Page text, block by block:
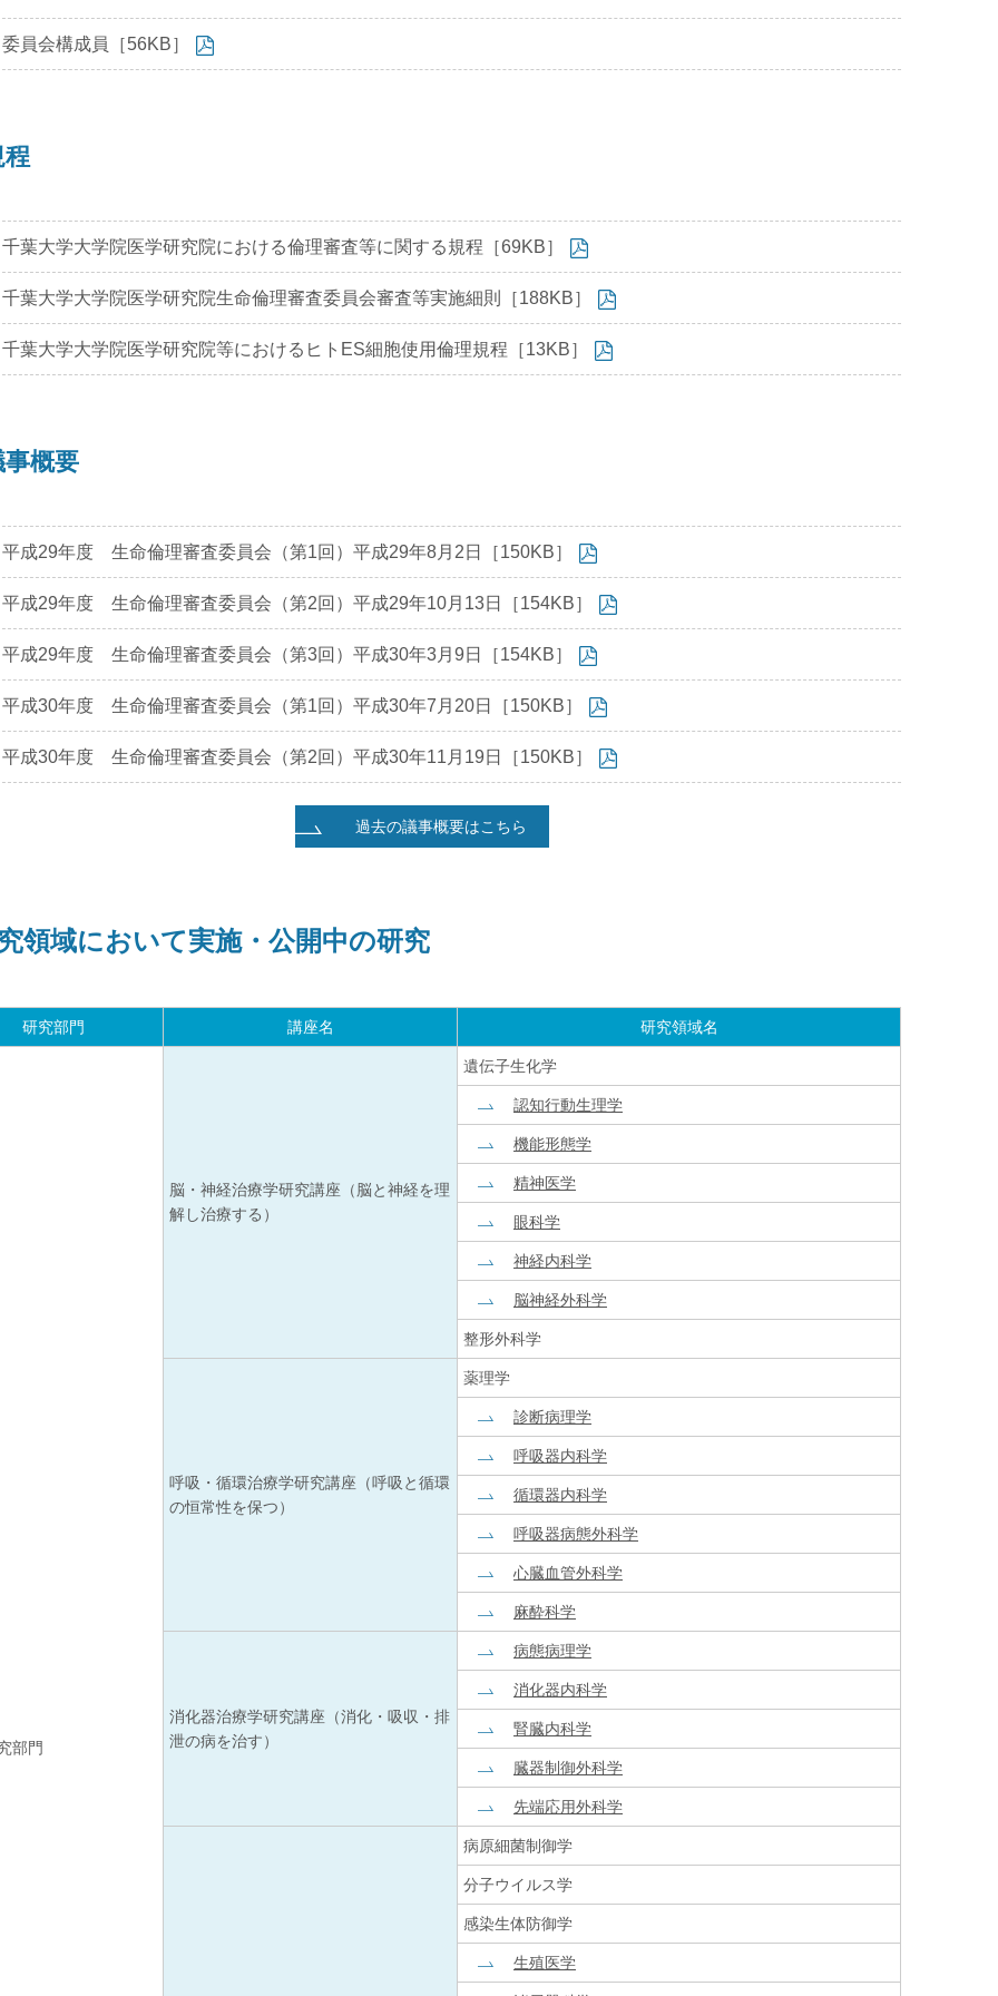
委員会構成員［56KB］
程
千葉大学大学院医学研究院における倫理審査等に関する規程［69KB］
千葉大学大学院医学研究院生命倫理審査委員会審査等実施細則［188KB］
千葉大学大学院医学研究院等におけるヒトES細胞使用倫理規程［13KB］
事概要
平成29年度 生命倫理審査委員会（第1回）平成29年8月2日［150KB］
平成29年度 生命倫理審査委員会（第2回）平成29年10月13日［154KB］
平成29年度 生命倫理審査委員会（第3回）平成30年3月9日［154KB］
平成30年度 生命倫理審査委員会（第1回）平成30年7月20日［150KB］
平成30年度 生命倫理審査委員会（第2回）平成30年11月19日［150KB］
過去の議事概要はこちら
領域において実施・公開中の研究
研究部門 講座名 研究領域名
部門
脳・神経治療学研究講座（脳と神経を理
解し治療する）
遺伝子生化学
認知行動生理学
機能形態学
精神医学
眼科学
神経内科学
脳神経外科学
整形外科学
呼吸・循環治療学研究講座（呼吸と循環
の恒常性を保つ）
薬理学
診断病理学
呼吸器内科学
循環器内科学
呼吸器病態外科学
心臓血管外科学
麻酔科学
消化器治療学研究講座（消化・吸収・排
泄の病を治す）
病態病理学
消化器内科学
腎臓内科学
臓器制御外科学
先端応用外科学
病原細菌制御学
分子ウイルス学
感染生体防御学
生殖医学